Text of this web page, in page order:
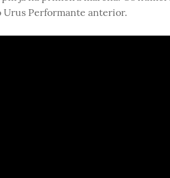
Urus Performante anterior.